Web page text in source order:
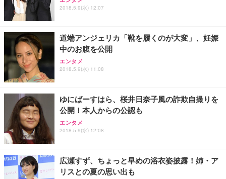
2018.5.9(水) 12:07
道端アンジェリカ「靴を履くのが大変」、妊娠
中のお腹を公開
エンタメ
2018.5.9(水) 11:08
ゆにばーすはら、桜井日奈子風の詐欺自撮りを
公開！本人からの公認も
エンタメ
2018.5.9(水) 12:08
広瀬すず、ちょっと早めの浴衣姿披露！姉・ア
リスとの夏の思い出も